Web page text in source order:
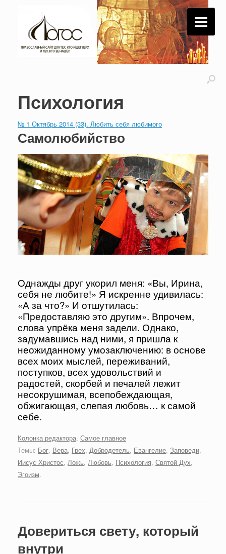
Психология
№ 1 Октябрь 2014 (33). Любить себя любимого
Самолюбийство
Однажды друг укорил меня: «Вы, Ирина,
себя не любите!» Я искренне удивилась:
«А за что?» И отшутилась:
«Предоставляю это другим». Впрочем,
слова упрёка меня задели. Однако,
задумавшись над ними, я пришла к
неожиданному умозаключению: в основе
всех моих мыслей, переживаний,
поступков, всех удовольствий и
радостей, скорбей и печалей лежит
несокрушимая, всепобеждающая,
обжигающая, слепая любовь… к самой
себе.
Колонка редактора, Самое главное
Темы: Бог, Вера, Грех, Добродетель, Евангелие, Заповеди,
Иисус Христос, Ложь, Любовь, Психология, Святой Дух,
Эгоизм.
Довериться свету, который
внутри